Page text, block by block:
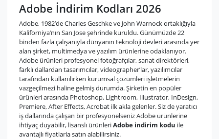
Adobe İndirim Kodları 2026
Adobe, 1982’de Charles Geschke ve John Warnock ortaklığıyla
Kaliforniya’nın San Jose şehrinde kuruldu. Günümüzde 22
binden fazla çalışanıyla dünyanın teknoloji devleri arasında yer
alan şirket, multimedya ve yazılım ürünlerine odaklanıyor.
Adobe ürünleri profesyonel fotoğrafçılar, sanat direktörleri,
farklı dallardan tasarımcılar, videographer’lar, yazılımcılar
tarafından kullanılırken kurumsal çözümleri işletmelerin
vazgeçilmezi haline gelmiş durumda. Şirketin en popüler
ürünleri arasında Photoshop, Lightroom, Illustrator, InDesign,
Premiere, After Effects, Acrobat ilk akla gelenler. Siz de yaratıcı
iş dallarında çalışan bir profesyonelseniz Adobe ürünlerine
ihtiyaç duyabilir, lisanslı ürünleriAdobe indirim kodu ile
avantajlı fiyatlarla satın alabilirsiniz.